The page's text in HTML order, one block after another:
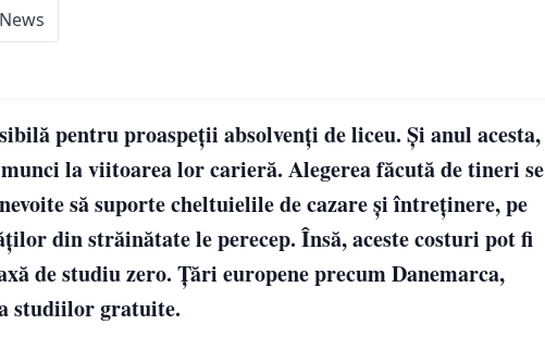
pentru proaspeţii absolvenţi de liceu. Şi anul acesta,
la viitoarea lor carieră. Alegerea făcută de tineri se
să suporte cheltuielile de cazare şi întreţinere, pe
din străinătate le perecep. Însă, aceste costuri pot fi
de studiu zero. Ţări europene precum Danemarca,
studiilor gratuite.